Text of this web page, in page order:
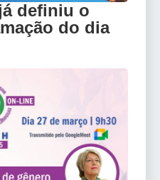
definiu o
do dia